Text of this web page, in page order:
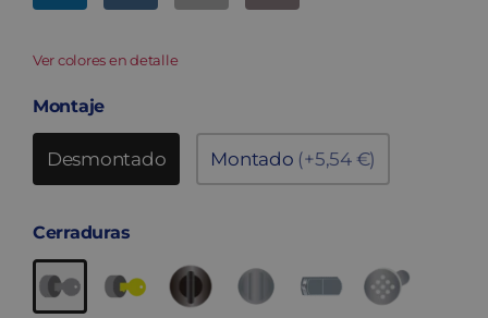
Ver colores en detalle
Montaje
Desmontado Montado (+5,54 €)
Cerraduras